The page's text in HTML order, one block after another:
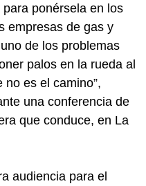
ponérsela en los
empresas de gas y
de los problemas
palos en la rueda al
es el camino”,
una conferencia de
que conduce, en La
audiencia para el